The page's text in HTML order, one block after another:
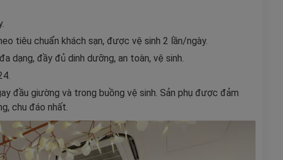
tiêu chuẩn khách sạn, được vệ sinh 2 lần/ngày.
dạng, đầy đủ dinh dưỡng, an toàn, vệ sinh.
đầu giường và trong buồng vệ sinh. Sản phụ được đảm
chu đáo nhất.